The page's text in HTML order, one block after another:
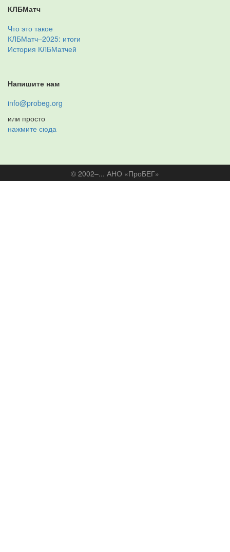
КЛБМатч
Что это такое
КЛБМатч–2025: итоги
История КЛБМатчей
Напишите нам
info@probeg.org
или просто
нажмите сюда
© 2002–... АНО «ПроБЕГ»